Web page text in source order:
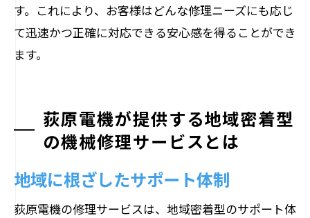
す。これにより、お客様はどんな修理ニーズにも応じ
て迅速かつ正確に対応できる安心感を得ることができ
ます。
荻原電機が提供する地域密着型
の機械修理サービスとは
地域に根ざしたサポート体制
荻原電機の修理サービスは、地域密着型のサポート体